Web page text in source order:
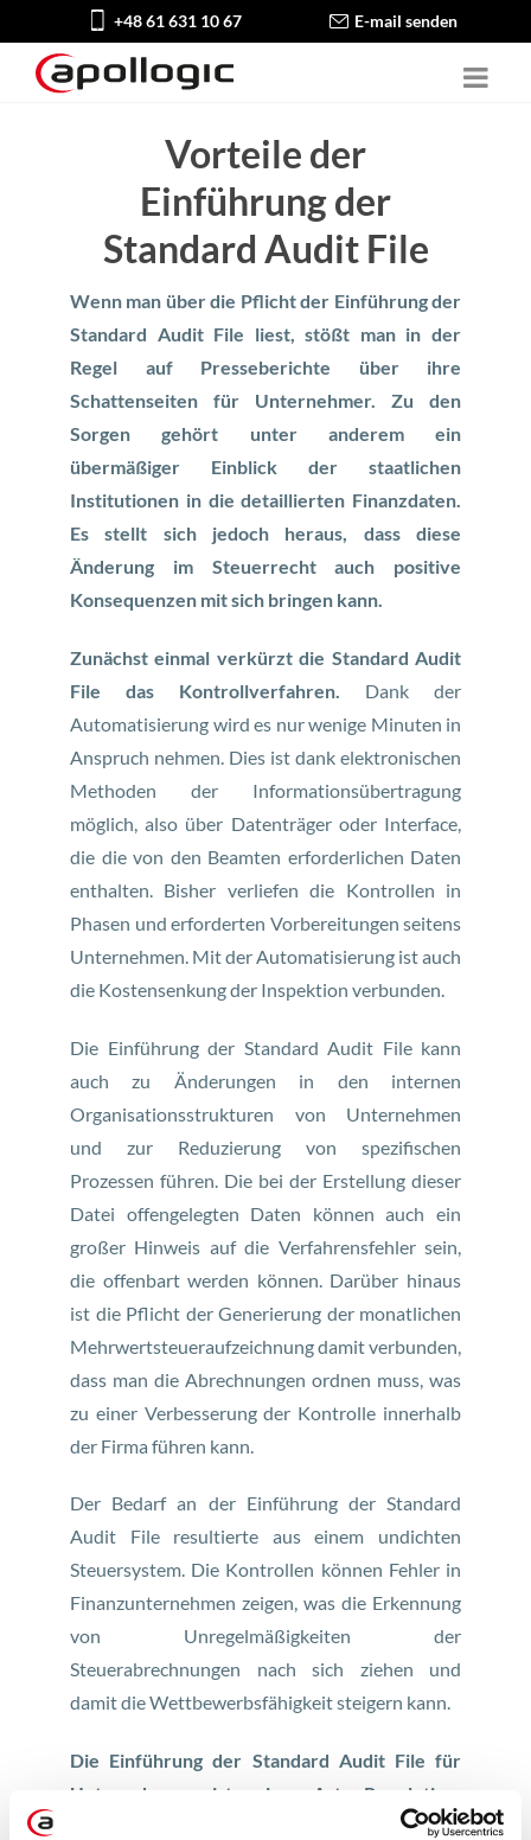
+48 61 631 10 67 E-mail senden
Vorteile der
Einführung der
Standard Audit File
Wenn man über die Pflicht der Einführung der
Standard Audit File liest, stößt man in der
Regel auf Presseberichte über ihre
Schattenseiten für Unternehmer. Zu den
Sorgen gehört unter anderem ein
übermäßiger Einblick der staatlichen
Institutionen in die detaillierten Finanzdaten.
Es stellt sich jedoch heraus, dass diese
Änderung im Steuerrecht auch positive
Konsequenzen mit sich bringen kann.
Zunächst einmal verkürzt die Standard Audit
File das Kontrollverfahren.
Dank der
Automatisierung wird es nur wenige Minuten in
Anspruch nehmen. Dies ist dank elektronischen
Methoden der Informationsübertragung
möglich, also über Datenträger oder Interface,
die die von den Beamten erforderlichen Daten
enthalten. Bisher verliefen die Kontrollen in
Phasen und erforderten Vorbereitungen seitens
Unternehmen. Mit der Automatisierung ist auch
die Kostensenkung der Inspektion verbunden.
Die Einführung der Standard Audit File kann
auch zu Änderungen in den internen
Organisationsstrukturen von Unternehmen
und zur Reduzierung von spezifischen
Prozessen führen. Die bei der Erstellung dieser
Datei offengelegten Daten können auch ein
großer Hinweis auf die Verfahrensfehler sein,
die offenbart werden können. Darüber hinaus
ist die Pflicht der Generierung der monatlichen
Mehrwertsteueraufzeichnung damit verbunden,
dass man die Abrechnungen ordnen muss, was
zu einer Verbesserung der Kontrolle innerhalb
der Firma führen kann.
Der Bedarf an der Einführung der Standard
Audit File resultierte aus einem undichten
Steuersystem. Die Kontrollen können Fehler in
Finanzunternehmen zeigen, was die Erkennung
von Unregelmäßigkeiten der
Steuerabrechnungen nach sich ziehen und
damit die Wettbewerbsfähigkeit steigern kann.
Die Einführung der Standard Audit File für
Unternehmen ist eine Art Revolution.
Allerdings kann eine effiziente und